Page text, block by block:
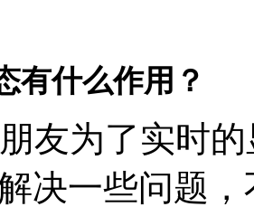
有什么作用？
为了实时的
决一些问题